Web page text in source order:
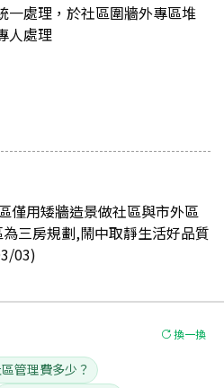
一處理，於社區圍牆外專區堆
人處理
僅用矮牆造景做社區與市外區
三房規劃,鬧中取靜生活好品質
03)
換一換
管理費多少？